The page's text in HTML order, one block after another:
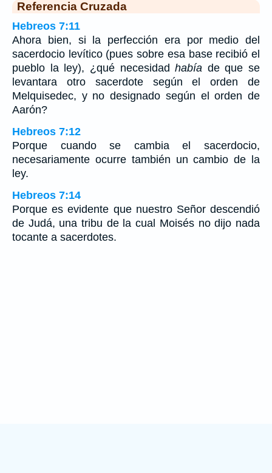
Referencia Cruzada
Hebreos 7:11
Ahora bien, si la perfección era por medio del
sacerdocio levítico (pues sobre esa base recibió el
pueblo la ley), ¿qué necesidadhabía de que se
levantara otro sacerdote según el orden de
Melquisedec, y no designado según el orden de
Aarón?
Hebreos 7:12
Porque cuando se cambia el sacerdocio,
necesariamente ocurre también un cambio de la
ley.
Hebreos 7:14
Porque es evidente que nuestro Señor descendió
de Judá, una tribu de la cual Moisés no dijo nada
tocante a sacerdotes.